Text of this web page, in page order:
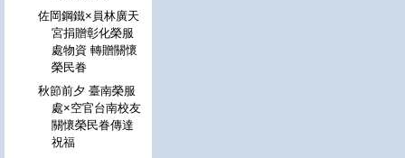
佐岡鋼鐵×員林廣天
宮捐贈彰化榮服
處物資 轉贈關懷
榮民眷
秋節前夕 臺南榮服
處×空官台南校友
關懷榮民眷傳達
祝福